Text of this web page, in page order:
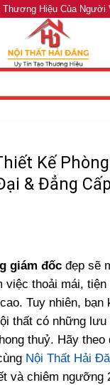
Thương Hiệu Của Người
Kế
& Đẳng
giám đốc đẹp sẽ
việc thoải mái, tiện
Tuy nhiên, bạn
thất có những
thuỷ. Hãy theo
Nội Thất Hải
và chiêm ngưỡng